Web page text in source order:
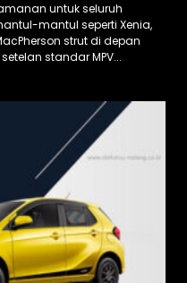
untuk seluruh
mantul seperti Xenia,
strut di depan
standar MPV...